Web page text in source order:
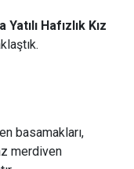
Yatılı Hafızlık Kız
basamakları,
merdiven